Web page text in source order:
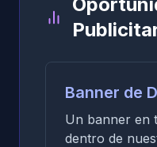
Banner de
Un banner en
dentro de